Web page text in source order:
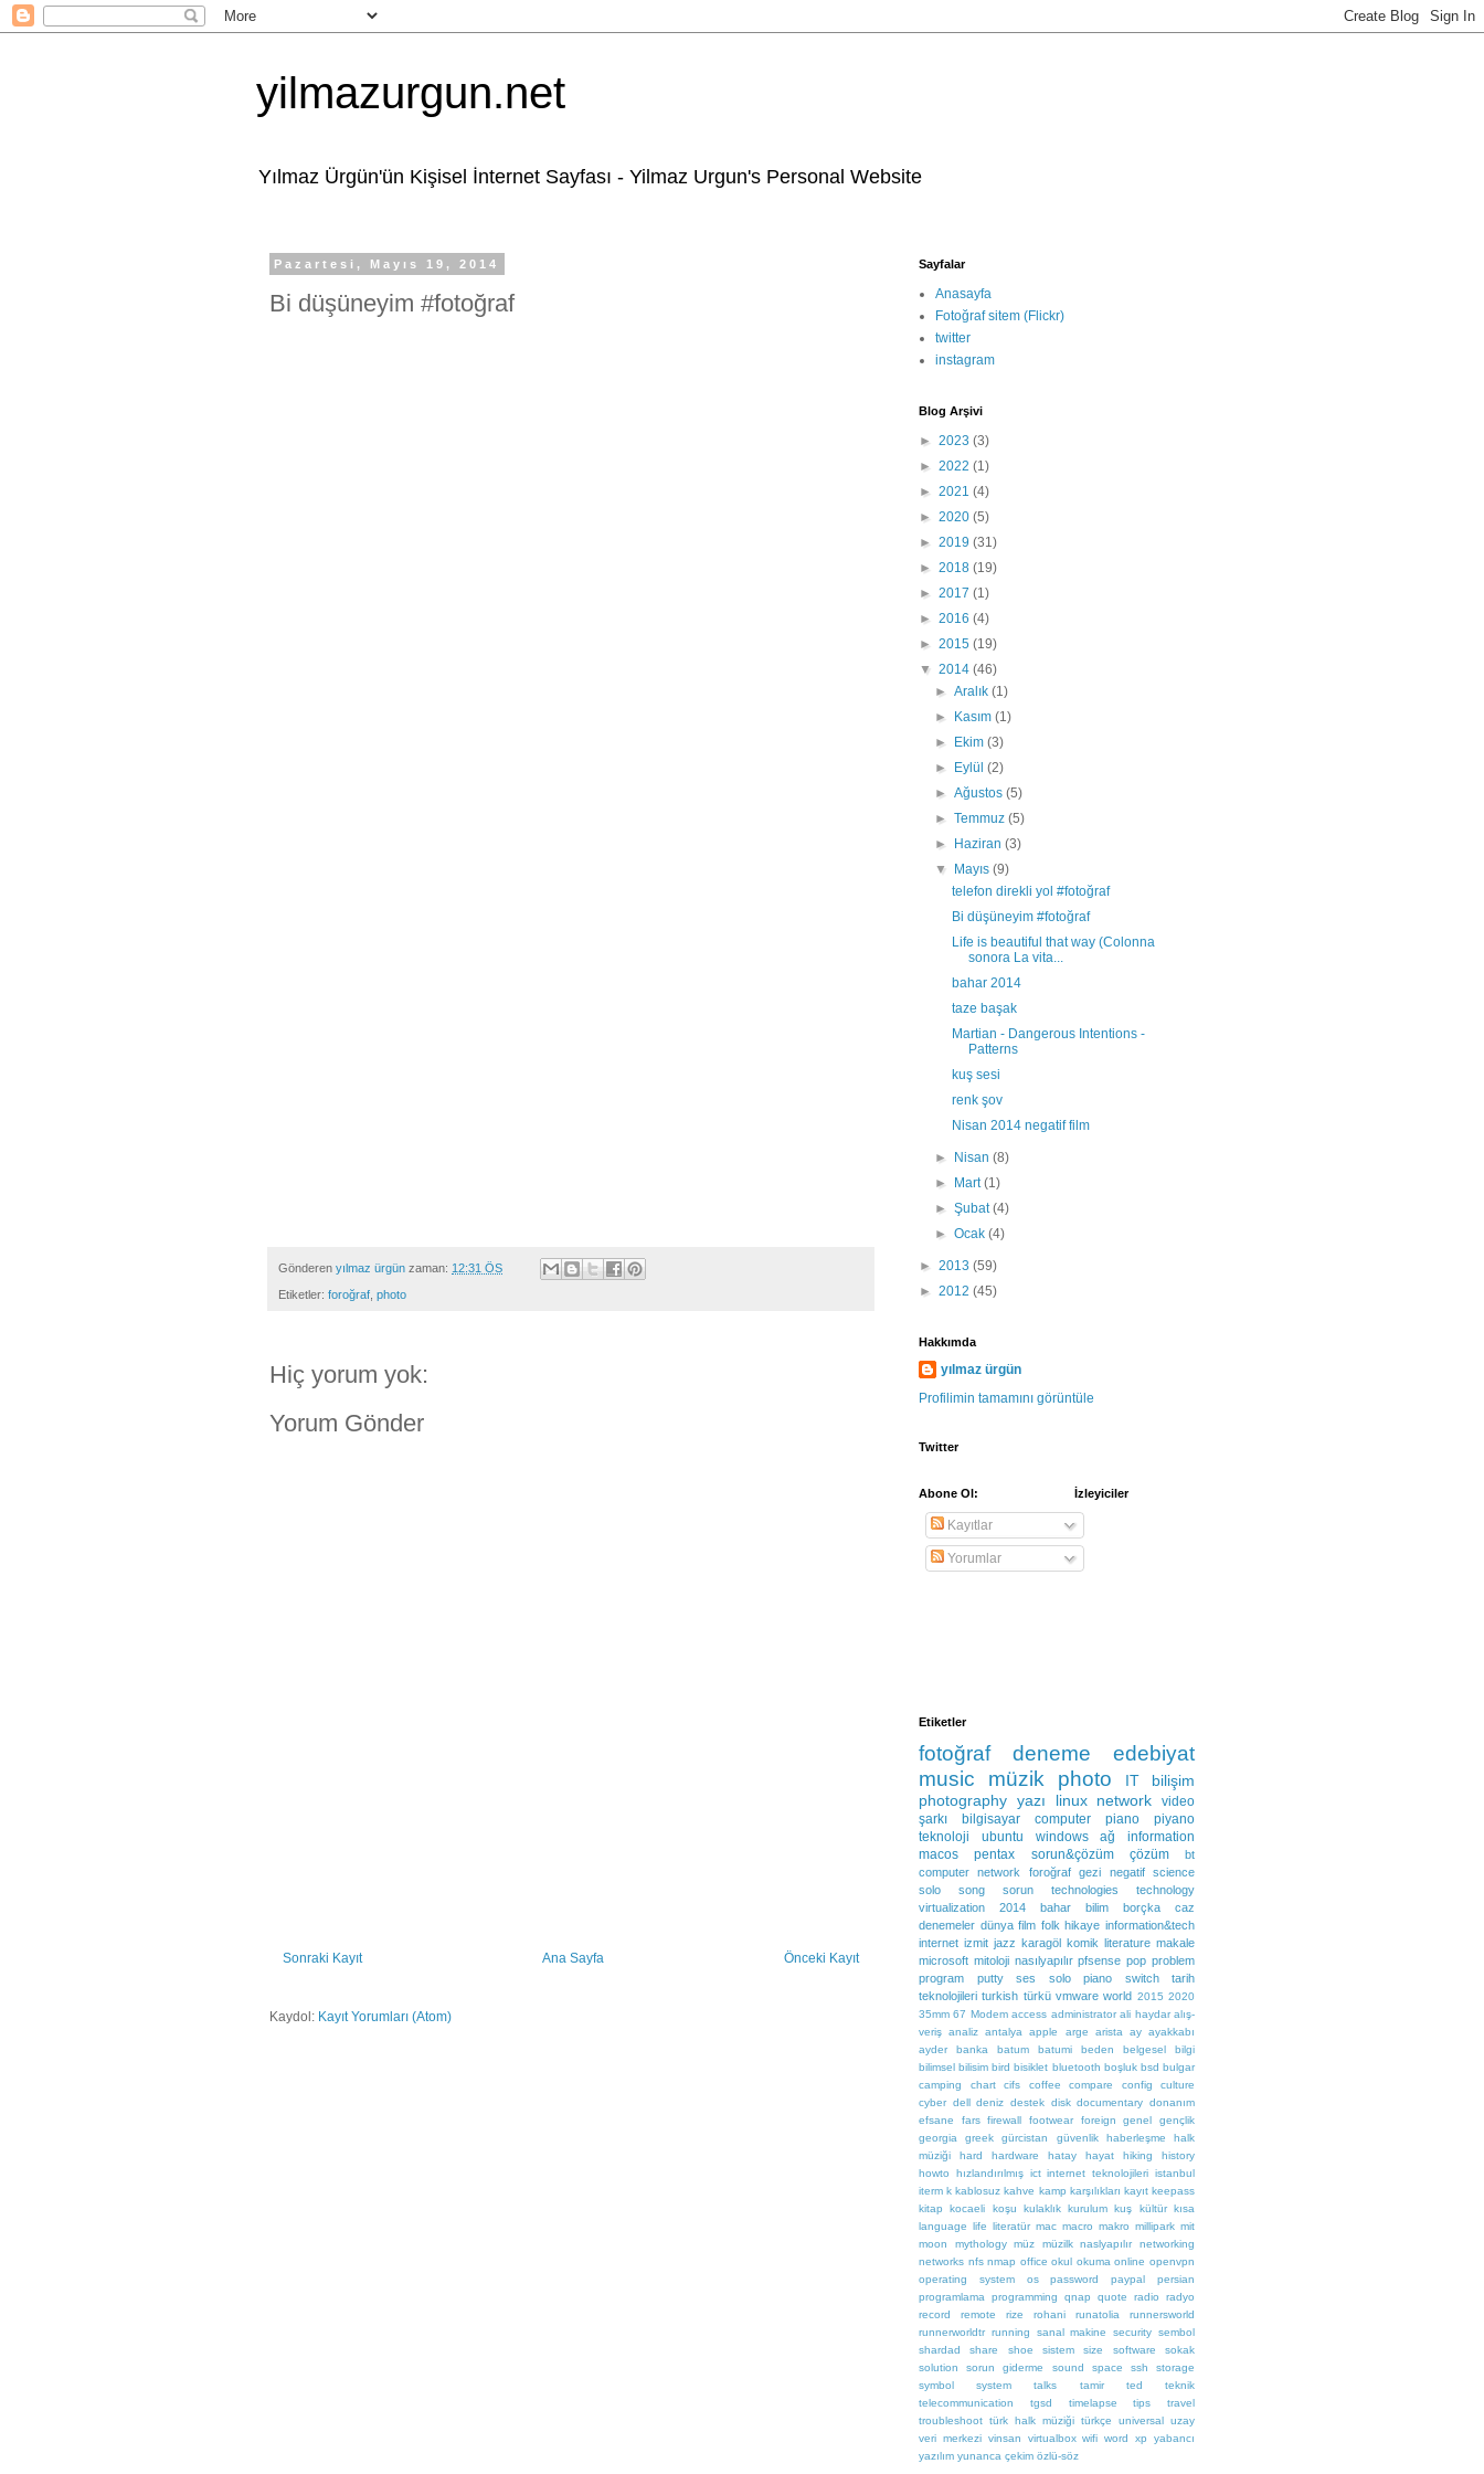
yilmazurgun.net
Yılmaz Ürgün'ün Kişisel İnternet Sayfası - Yilmaz Urgun's Personal Website
Pazartesi, Mayıs 19, 2014
Bi düşüneyim #fotoğraf
Gönderen yılmaz ürgün zaman: 12:31 ÖS
Etiketler: foroğraf photo
Hiç yorum yok:
Yorum Gönder
Sonraki Kayıt Önceki Kayıt
Ana Sayfa
Kaydol: Kayıt Yorumları (Atom)
Sayfalar
Anasayfa
Fotoğraf sitem (Flickr)
twitter
instagram
Blog Arşivi
► 2023 (3)
► 2022 (1)
► 2021 (4)
► 2020 (5)
► 2019 (31)
► 2018 (19)
► 2017 (1)
► 2016 (4)
► 2015 (19)
▼ 2014 (46)
►Aralık(1)
►
Kasım(1)
►
Ekim(3)
►
Eylül(2)
►Ağustos(5)
►Temmuz(5)
►
Haziran(3)
▼
Mayıs(9)
telefon direkli yol #fotoğraf
Bi düşüneyim #fotoğraf
Life is beautiful that way (Colonna
sonora La vita...
bahar 2014
taze başak
Martian - Dangerous Intentions -
Patterns
kuş sesi
renk şov
Nisan 2014 negatif film
► Nisan(8)
►
Mart(1)
►Şubat(4)
►Ocak(4)
► 2013 (59)
► 2012 (45)
Hakkımda
yılmaz ürgün
Profilimin tamamını görüntüle
Twitter
Abone Ol:
Kayıtlar
Yorumlar
İzleyiciler
Etiketler
fotoğraf deneme
edebiyat
music
müzik photo IT
bilişim
photography yazı linux network
video
şarkı
bilgisayar computer piano
piyano
teknoloji
ubuntu windows ağ
information
macos
pentax sorun&çözüm çözüm
bt
computer network
foroğraf gezi negatif
science
solo
song sorun technologies
technology
virtualization
2014 bahar bilim borçka
caz
denemeler dünya film folk hikaye information&tech
internet izmit jazz karagöl komik literature makale
microsoft mitoloji nasılyapılır pfsense pop problem
program
putty ses solo piano switch
tarih
teknolojileri turkish türkü vmware world 2015 2020
35mm 67 Modem access administrator ali haydar alış-
veriş analiz antalya apple arge arista ay ayakkabı
ayder
banka batum batumi beden belgesel
bilgi
bilimsel bilisim bird bisiklet bluetooth boşluk bsd bulgar
camping
chart cifs coffee compare config
culture
cyber dell deniz destek disk documentary donanım
efsane
fars firewall footwear foreign genel
gençlik
georgia
greek gürcistan güvenlik haberleşme
halk
müziği
hard hardware hatay hayat hiking
history
howto
hızlandırılmış ict internet teknolojileri istanbul
iterm k kablosuz kahve kamp karşılıkları kayıt keepass
kitap
kocaeli koşu kulaklık kurulum kuş kültür kısa
language life literatür mac macro makro millipark mit
moon
mythology müz müzilk naslyapılır
networking
networks nfs nmap office okul okuma online openvpn
operating system
os password paypal
persian
programlama
programming qnap quote radio
radyo
record
remote rize rohani runatolia
runnersworld
runnerworldtr running sanal makine security sembol
shardad
share shoe sistem size software
sokak
solution
sorun giderme sound space ssh
storage
symbol
system talks tamir ted
teknik
telecommunication
tgsd timelapse tips
travel
troubleshoot türk halk müziği türkçe universal uzay
veri merkezi vinsan virtualbox wifi word xp
yabancı
yazılım yunanca çekim özlü-söz